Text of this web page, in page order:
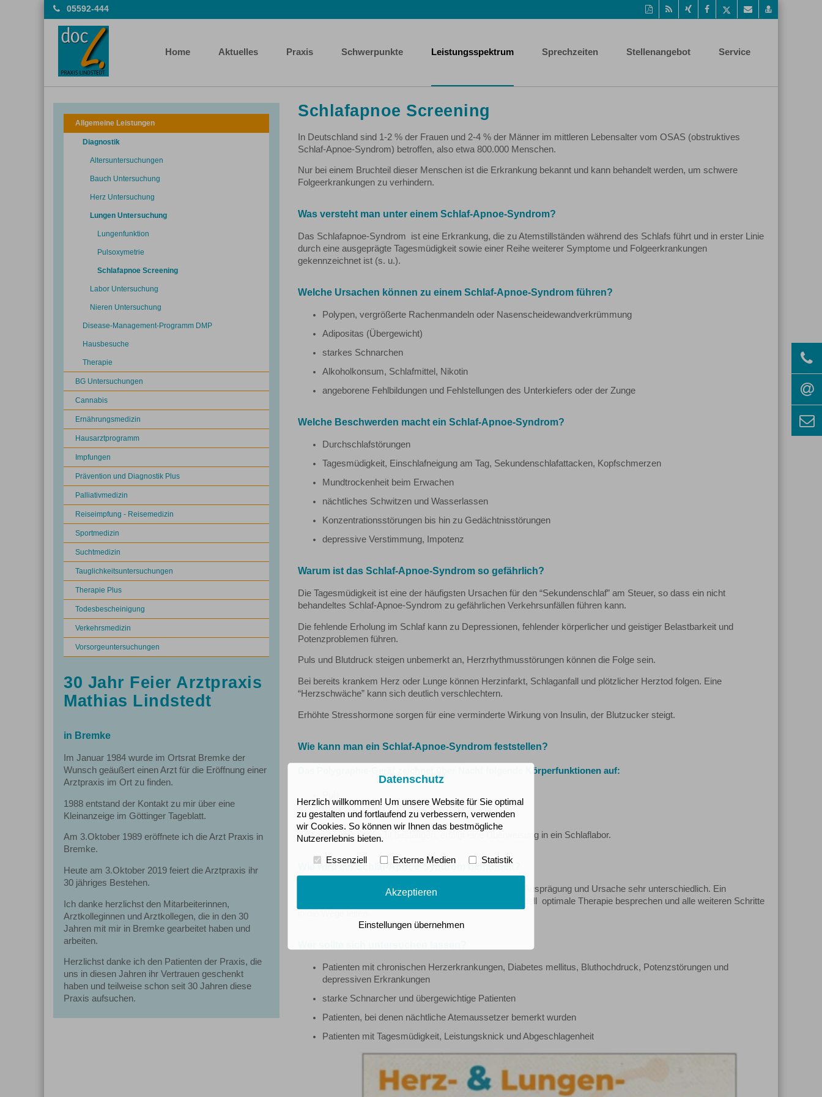
05592-444
Diese
Seite
drucken
RSS-
Feed
Auf
Xing
Auf
Facebook
Twitter
Per
Mail
vCard
speichern
Home Aktuelles Praxis Schwerpunkte Leistungsspektrum Sprechzeiten Stellenangebot Service
Allgemeine Leistungen
Diagnostik
Altersuntersuchungen
Bauch Untersuchung
Herz Untersuchung
Lungen Untersuchung
Lungenfunktion
Pulsoxymetrie
Schlafapnoe Screening
Labor Untersuchung
Nieren Untersuchung
Disease-Management-Programm DMP
Hausbesuche
Therapie
BG Untersuchungen
Cannabis
Ernährungsmedizin
Hausarztprogramm
Impfungen
Prävention und Diagnostik Plus
Palliativmedizin
Reiseimpfung - Reisemedizin
Sportmedizin
Suchtmedizin
Tauglichkeitsuntersuchungen
Therapie Plus
Todesbescheinigung
Verkehrsmedizin
Vorsorgeuntersuchungen
30 Jahr Feier Arztpraxis
Mathias Lindstedt
in Bremke
Im Januar 1984 wurde im Ortsrat Bremke der
Wunsch geäußert einen Arzt für die Eröffnung einer
Arztpraxis im Ort zu finden.
1988 entstand der Kontakt zu mir über eine
Kleinanzeige im Göttinger Tageblatt.
Am 3.Oktober 1989 eröffnete ich die Arzt Praxis in
Bremke.
Heute am 3.Oktober 2019 feiert die Arztpraxis ihr
30 jähriges Bestehen.
Ich danke herzlichst den Mitarbeiterinnen,
Arztkolleginnen und Arztkollegen, die in den 30
Jahren mit mir in Bremke gearbeitet haben und
arbeiten.
Herzlichst danke ich den Patienten der Praxis, die
uns in diesen Jahren ihr Vertrauen geschenkt
haben und teilweise schon seit 30 Jahren diese
Praxis aufsuchen.
Schlafapnoe Screening
In Deutschland sind 1-2 % der Frauen und 2-4 % der Männer im mittleren Lebensalter vom OSAS (obstruktives
Schlaf-Apnoe-Syndrom) betroffen, also etwa 800.000 Menschen.
Nur bei einem Bruchteil dieser Menschen ist die Erkrankung bekannt und kann behandelt werden, um schwere
Folgeerkrankungen zu verhindern.
Was versteht man unter einem Schlaf-Apnoe-Syndrom?
Das Schlafapnoe-Syndrom ist eine Erkrankung, die zu Atemstillständen während des Schlafs führt und in erster Linie
durch eine ausgeprägte Tagesmüdigkeit sowie einer Reihe weiterer Symptome und Folgeerkrankungen
gekennzeichnet ist (s. u.).
Welche Ursachen können zu einem Schlaf-Apnoe-Syndrom führen?
Polypen, vergrößerte Rachenmandeln oder Nasenscheidewandverkrümmung
Adipositas (Übergewicht)
starkes Schnarchen
Alkoholkonsum, Schlafmittel, Nikotin
angeborene Fehlbildungen und Fehlstellungen des Unterkiefers oder der Zunge
Welche Beschwerden macht ein Schlaf-Apnoe-Syndrom?
Durchschlafstörungen
Tagesmüdigkeit, Einschlafneigung am Tag, Sekundenschlafattacken, Kopfschmerzen
Mundtrockenheit beim Erwachen
nächtliches Schwitzen und Wasserlassen
Konzentrationsstörungen bis hin zu Gedächtnisstörungen
depressive Verstimmung, Impotenz
Warum ist das Schlaf-Apnoe-Syndrom so gefährlich?
Die Tagesmüdigkeit ist eine der häufigsten Ursachen für den “Sekundenschlaf” am Steuer, so dass ein nicht
behandeltes Schlaf-Apnoe-Syndrom zu gefährlichen Verkehrsunfällen führen kann.
Die fehlende Erholung im Schlaf kann zu Depressionen, fehlender körperlicher und geistiger Belastbarkeit und
Potenzproblemen führen.
Puls und Blutdruck steigen unbemerkt an, Herzrhythmusstörungen können die Folge sein.
Bei bereits krankem Herz oder Lunge können Herzinfarkt, Schlaganfall und plötzlicher Herztod folgen. Eine
“Herzschwäche” kann sich deutlich verschlechtern.
Erhöhte Stresshormone sorgen für eine verminderte Wirkung von Insulin, der Blutzucker steigt.
Wie kann man ein Schlaf-Apnoe-Syndrom feststellen?
Das Polygraphie-Gerät zeichnet über Nacht folgende Körperfunktionen auf:
Sauerstoffgehalt des Blutes
Sollte sich der Verdacht bestätigen, erfolgt eine Überweisung in ein Schlaflabor.
Wie wird ein Schlaf-Apnoe-Syndrom behandelt?
Die Behandlung des Schlaf-Apnoe-Syndroms ist je nach Ausprägung und Ursache sehr unterschiedlich. Ein
entsprechend geschulter Schlafmediziner wird die individuell optimale Therapie besprechen und alle weiteren Schritte
Patienten mit chronischen Herzerkrankungen, Diabetes mellitus, Bluthochdruck, Potenzstörungen und
depressiven Erkrankungen
starke Schnarcher und übergewichtige Patienten
Patienten, bei denen nächtliche Atemaussetzer bemerkt wurden
Patienten mit Tagesmüdigkeit, Leistungsknick und Abgeschlagenheit
Datenschutz
Herzlich willkommen! Um unsere Website für Sie optimal
zu gestalten und fortlaufend zu verbessern, verwenden
wir Cookies. So können wir Ihnen das bestmögliche
Nutzererlebnis bieten.
Essenziell Externe Medien Statistik
Akzeptieren
Einstellungen übernehmen